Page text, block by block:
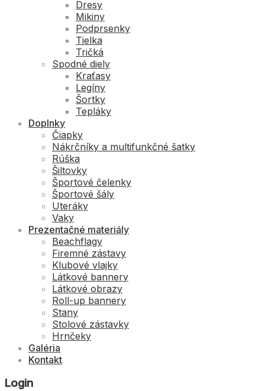
Dresy
Mikiny
Podprsenky
Tielka
Tričká
Spodné diely
Kraťasy
Legíny
Šortky
Tepláky
Doplnky
Čiapky
Nákrčníky a multifunkčné šatky
Rúška
Šiltovky
Športové čelenky
Športové šály
Uteráky
Vaky
Prezentačné materiály
Beachflagy
Firemné zástavy
Klubové vlajky
Látkové bannery
Látkové obrazy
Roll-up bannery
Stany
Stolové zástavky
Hrnčeky
Galéria
Kontakt
Login